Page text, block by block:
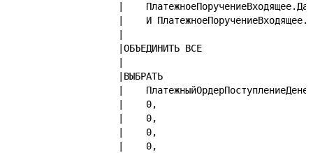
|
|    И
|ОБЪЕДИНИТЬ ВСЕ
|ВЫБРАТЬ
|
|    0,
|    0,
|    0,
|    0,